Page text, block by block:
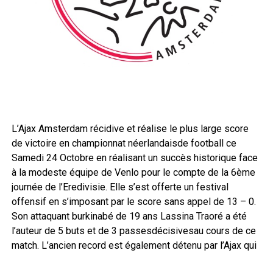
L’Ajax Amsterdam récidive et réalise le plus large score
de victoire en championnat néerlandaisde football ce
Samedi 24 Octobre en réalisant un succès historique face
à la modeste équipe de Venlo pour le compte de la 6ème
journée de l’Eredivisie. Elle s’est offerte un festival
offensif en s’imposant par le score sans appel de 13 – 0.
Son attaquant burkinabé de 19 ans Lassina Traoré a été
l’auteur de 5 buts et de 3 passesdécisivesau cours de ce
match. L’ancien record est également détenu par l’Ajax qui